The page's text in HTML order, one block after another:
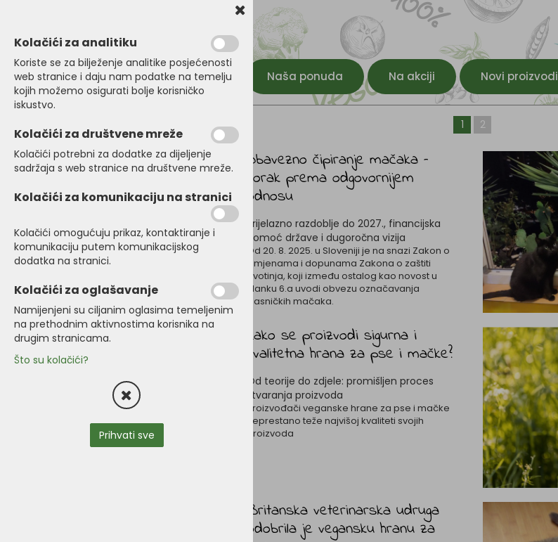
Naša ponuda Na akciji Novi proizvodi
1 2
Obavezno čipiranje mačaka –
korak prema odgovornijem
odnosu
Prijelazno razdoblje do 2027., financijska
pomoć države i dugoročna vizija
Od 20. 8. 2025. u Sloveniji je na snazi Zakon o
izmjenama i dopunama Zakona o zaštiti
životinja, koji između ostalog kao novost u
članku 6.a uvodi obvezu označavanja
vlasničkih mačaka.
Kako se proizvodi sigurna i
kvalitetna hrana za pse i mačke?
Od teorije do zdjele: promišljen proces
stvaranja proizvoda
Proizvođači veganske hrane za pse i mačke
neprestano teže najvišoj kvaliteti svojih
proizvoda
Britanska veterinarska udruga
odobrila je vegansku hranu za
Kolačići za analitiku
Koriste se za bilježenje analitike posjećenosti
web stranice i daju nam podatke na temelju
kojih možemo osigurati bolje korisničko
iskustvo.
Kolačići za društvene mreže
Kolačići potrebni za dodatke za dijeljenje
sadržaja s web stranice na društvene mreže.
Kolačići za komunikaciju na stranici
Kolačići omogućuju prikaz, kontaktiranje i
komunikaciju putem komunikacijskog
dodatka na stranici.
Kolačići za oglašavanje
Namijenjeni su ciljanim oglasima temeljenim
na prethodnim aktivnostima korisnika na
drugim stranicama.
Što su kolačići?
Prihvati sve